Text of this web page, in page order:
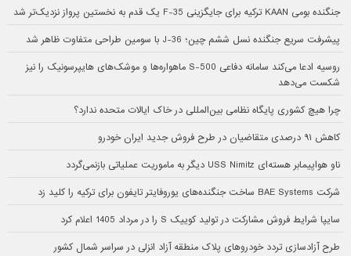
جنگنده بومی KAAN ترکیه برای جایگزینی F-35 یک قدم به نخستین پرواز نزدیک‌تر شد
پیشرفت سریع جنگنده نسل ششم چین؛ J-36 با سومین طراحی متفاوت ظاهر شد
روسیه ادعا می‌کند سامانه دفاعی S-500 ماهواره‌ها و موشک‌های هایپرسونیک را نیز
شکست می‌دهد
چرا هیچ کشوری پایگاه نظامی بین‌المللی در خاک ایالات متحده ندارد؟
کاهش ۹۱ درصدی متقاضیان در طرح فروش جدید ایران خودرو
ناو هواپیمابر هسته‌ای USS Nimitz دیگر به ماموریت عملیاتی بازنمی‌گردد
شرکت BAE Systems ساخت جنگنده‌های یوروفایتر تایفون برای ترکیه را کلید زد
سایپا شرایط فروش مشارکت در تولید کوییک S را در مرداد 1405 اعلام کرد
طرح آزادسازی تردد خودروهای پلاک منطقه آزاد انزلی در سراسر شمال کشور